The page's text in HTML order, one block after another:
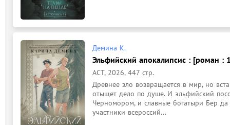
Демина К.
Эльфийский апокалипсис : [роман :
АСТ, 2026, 447 стр.
Древнее зло возвращается в мир, но
отыщет дело по душе. И эльфийский
Черномором, и славные богатыри Бер да
участники всероссий...